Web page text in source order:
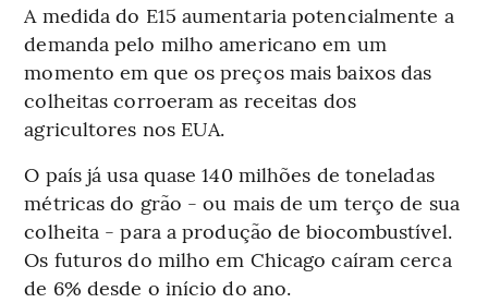
A medida do E15 aumentaria potencialmente a
demanda pelo milho americano em um
momento em que os preços mais baixos das
colheitas corroeram as receitas dos
agricultores nos EUA.
O país já usa quase 140 milhões de toneladas
métricas do grão - ou mais de um terço de sua
colheita - para a produção de biocombustível.
Os futuros do milho em Chicago caíram cerca
de 6% desde o início do ano.